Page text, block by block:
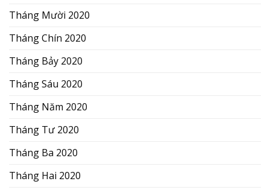
Tháng Mười 2020
Tháng Chín 2020
Tháng Bảy 2020
Tháng Sáu 2020
Tháng Năm 2020
Tháng Tư 2020
Tháng Ba 2020
Tháng Hai 2020